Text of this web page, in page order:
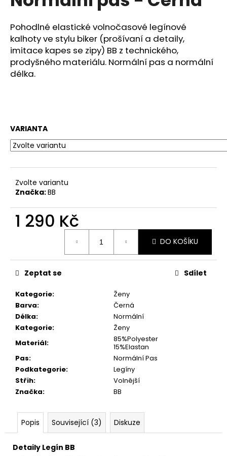
Pohodlné elastické volnočasové legínové
kalhoty ve stylu biker (prošívaní a detaily,
imitace kapes se zipy) BB z technického,
prodyšného materiálu. Normální pas a normální
délka.
VARIANTA
Zvolte variantu
Značka:BB
1 290 Kč
DO KOŠÍKU
Kategorie:
Ženy
Barva:
Černá
Délka:
Normální
Kategorie:
Ženy
Materiál:
85%Polyester
15%Elastan
Pas:
Normální Pas
Podkategorie:
Legíny
Střih:
Volnější
Značka: BB
Zeptat se Sdílet
Popis Související (3) Diskuze
Detaily Legín BB
j
e
m
e
SATÉNOVÝMI
DETAILY
-
2
390
Kč
Původně:
5
199